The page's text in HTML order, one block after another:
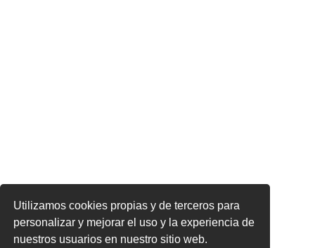
Utilizamos cookies propias y de terceros para
personalizar y mejorar el uso y la experiencia de
nuestros usuarios en nuestro sitio web.